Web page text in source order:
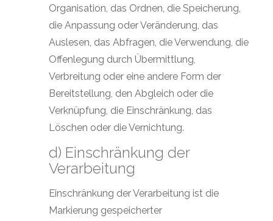
Organisation, das Ordnen, die Speicherung,
die Anpassung oder Veränderung, das
Auslesen, das Abfragen, die Verwendung, die
Offenlegung durch Übermittlung,
Verbreitung oder eine andere Form der
Bereitstellung, den Abgleich oder die
Verknüpfung, die Einschränkung, das
Löschen oder die Vernichtung.
d) Einschränkung der
Verarbeitung
Einschränkung der Verarbeitung ist die
Markierung gespeicherter